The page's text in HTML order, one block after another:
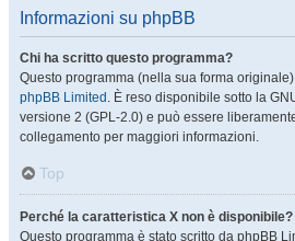
Informazioni su phpBB
Chi ha scritto questo programma?
Questo programma (nella sua forma
phpBB Limited . È reso disponibile sotto la
versione 2 (GPL-2.0) e può essere
collegamento per maggiori informazioni.
Top
Perché la caratteristica X non è disponibile?
Questo programma è stato scritto da phpBB